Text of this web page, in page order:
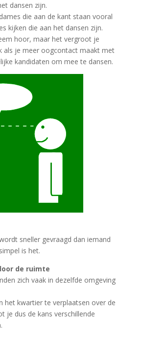
dansen zijn.
die aan de kant staan vooral
kijken die aan het dansen zijn.
hoor, maar het vergroot je
als je meer oogcontact maakt met
kandidaten om mee te dansen.
sneller gevraagd dan iemand
is het.
de ruimte
zich vaak in dezelfde omgeving
het kwartier te verplaatsen over de
je dus de kans verschillende